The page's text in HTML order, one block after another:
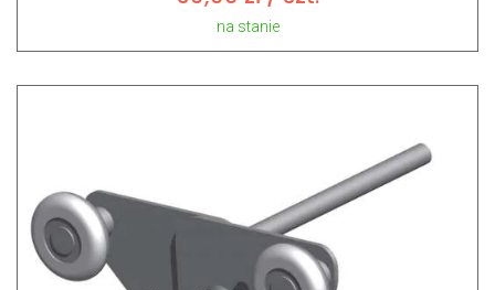
na stanie